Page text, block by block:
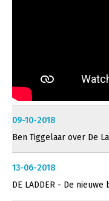
09-10-2018
Ben Tiggelaar over De
13-06-2018
DE LADDER - De